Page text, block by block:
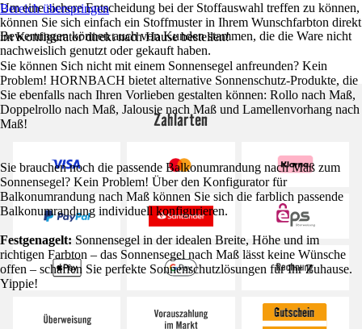
Um eine sichere Entscheidung bei der Stoffauswahl treffen zu können,
können Sie sich einfach ein Stoffmuster in Ihrem Wunschfarbton direkt
im Konfigurator direkt nach Hause bestellen!
Sie können Sich nicht mit einem Sonnensegel anfreunden? Kein
Problem! HORNBACH bietet alternative Sonnenschutz-Produkte, die
Sie ebenfalls nach Ihren Vorlieben gestalten können: Rollo nach Maß,
Doppelrollo nach Maß, Jalousie nach Maß und Lamellenvorhang nach
Maß!
Sie brauchen noch die passende Balkonumrandung nach Maß zum
Sonnensegel? Kein Problem! Über den Konfigurator für
Balkonumrandung nach Maß können Sie sich die farblich passende
Balkonumrandung individuell konfigurieren.
Festgenagelt: Sonnensegel in der idealen Breite, Höhe und im
richtigen Farbton – das Sonnensegel nach Maß lässt keine Wünsche
offen – schaffen Sie perfekte Sonnenschutzlösungen für Ihr Zuhause.
Yippie!
Bereich überspringen
Bewertungen können auch von Kunden stammen, die die Ware nicht
nachweislich genutzt oder gekauft haben.
Zahlarten